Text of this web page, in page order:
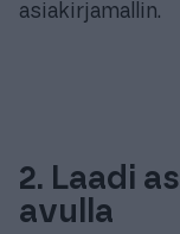
asiakirjamallin.
2. Laadi
avulla